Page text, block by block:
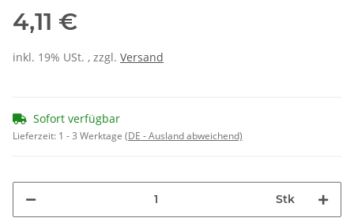
4,11 €
inkl. 19% USt. , zzgl. Versand
Sofort verfügbar
Lieferzeit: 1 - 3 Werktage (DE - Ausland abweichend)
Stk